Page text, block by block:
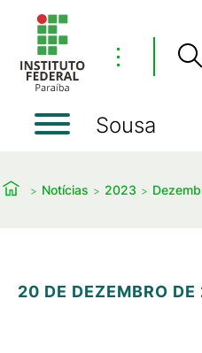
⋮
Sousa
Notícias 2023
20 DE DEZEMBRO